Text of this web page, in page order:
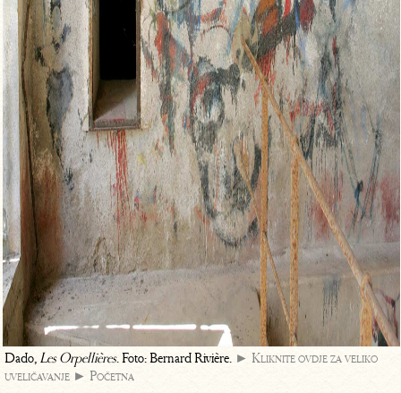
Dado, Les Orpellières. Foto: Bernard Rivière. ► Kliknite ovdje za veliko
uveličavanje ► Početna